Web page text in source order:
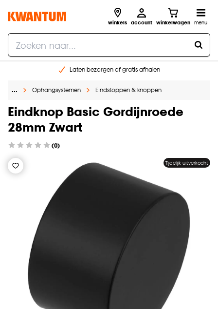
winkels account winkelwagen menu
Laten bezorgen of gratis afhalen
Gratis raam advies en opmeten aan huis
… Ophangsystemen Eindstoppen & knoppen
Eindknop Basic Gordijnroede
28mm Zwart
(0)
Tijdelijk uitverkocht